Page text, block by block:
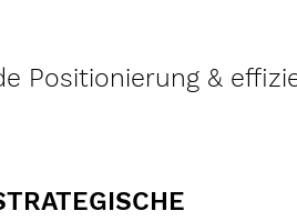
Positionierung &